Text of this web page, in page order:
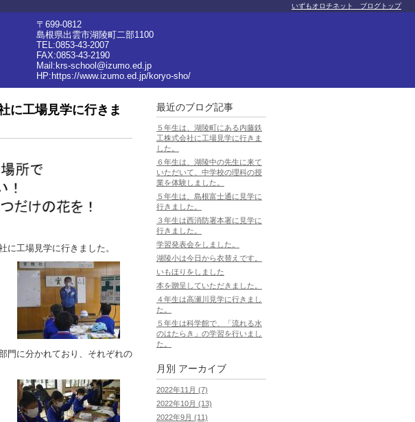
〒699-0812
島根県出雲市湖陵町二部1100
TEL:0853-43-2007
FAX:0853-43-2190
Mail:krs-school@izumo.ed.jp
HP: https://www.izumo.ed.jp/koryo-sho/
いずもオロチネット ブログトップ
に工場見学に行きま
に工場見学に行きました。
門に分かれており、それぞれの
最近のブログ記事
５年生は、湖陵町にある内藤鉄
工株式会社に工場見学に行きま
した。
６年生は、湖陵中の先生に来て
いただいて、中学校の理科の授
業を体験しました。
５年生は、島根富士通に見学に
行きました。
３年生は西消防署本署に見学に
行きました。
学習発表会をしました。
湖陵小は今日から衣替えです。
いもほりをしました
本を贈呈していただきました。
４年生は高瀬川見学に行きまし
た。
５年生は科学館で、「流れる水
のはたらき」の学習を行いまし
た。
月別 アーカイブ
2022年11月 (7)
2022年10月 (13)
2022年9月 (11)